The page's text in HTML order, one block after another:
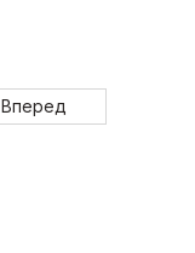
Вперед